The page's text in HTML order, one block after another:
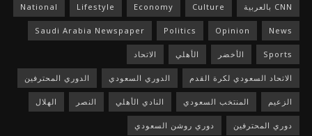
CNN بالعربية Culture
Economy
Lifestyle
National
News
Opinion
Politics
Saudi Arabia Newspaper
Sports الأخضر الأهلي الاتحاد
الاتحاد السعودي لكرة القدم الدوري السعودي الدوري المحترفين
الزعيم المنتخب السعودي النادي الأهلي النصر الهلال
دوري المحترفين دوري روشن السعودي